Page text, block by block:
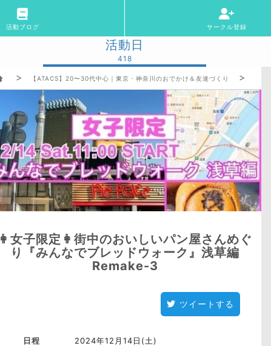
活動ブログ サークル登録
活動日
418
【ATACS】20〜30代中心｜東京・神奈川のおでかけ＆友達づくり
👩女子限定👩街中のおいしいパン屋さんめぐ
り『みんなでブレッドウォーク』浅草編
Remake-3
ツイートする
日程 2024年12月14日(土)